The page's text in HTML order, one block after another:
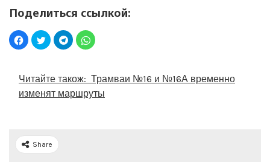
Поделиться ссылкой:
Читайте також: Трамваи №16 и №16А временно
изменят маршруты
Share